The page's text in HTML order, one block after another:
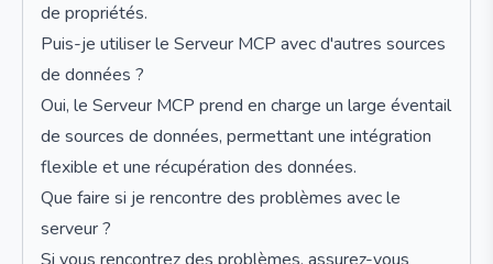
de propriétés.
Puis-je utiliser le Serveur MCP avec d'autres sources
de données ?
Oui, le Serveur MCP prend en charge un large éventail
de sources de données, permettant une intégration
flexible et une récupération des données.
Que faire si je rencontre des problèmes avec le
serveur ?